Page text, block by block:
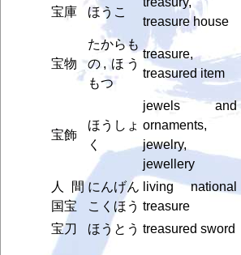
宝庫 ほうこ
treasure house
宝物
たからも
の, ほう
もつ
treasure,
treasured item
宝飾
ほうしょ
く
jewels and
ornaments,
jewelry,
jewellery
人間
国宝
にんげん
こくほう
living national
treasure
宝刀
ほうとう treasured sword